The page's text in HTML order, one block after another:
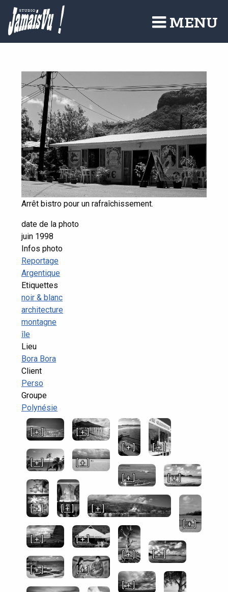
Aller
contenu
principal
MENU
Arrêt bistro pour un rafraîchissement.
date de la photo
juin 1998
Infos photo
Reportage
Argentique
Etiquettes
noir & blanc
architecture
montagne
île
Lieu
Bora Bora
Client
Perso
Groupe
Polynésie
[ + ]
[ + ]
[ + ]
[ + ]
[ + ]
[ + ]
[ + ]
[ + ]
[ + ] [ + ] [ + ]
[ + ]
[ + ]
[ + ]
[ + ]
[ + ]
[ + ]
[ + ]
[ + ]